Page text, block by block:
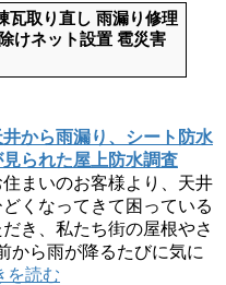
瓦取り直し 雨漏り修理
けネット設置 雹災害
から雨漏り、シート防水
られた屋上防水調査
まいのお客様より、天井
くなってきて困っている
き、私たち街の屋根やさ
から雨が降るたびに気に
を読む